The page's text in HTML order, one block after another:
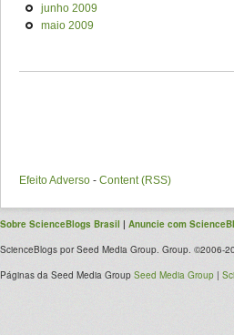
junho 2009
maio 2009
Efeito Adverso - Content (RSS)
Sobre ScienceBlogs Brasil | Anuncie com
ScienceBlogs por Seed Media Group. Group. ©2006-
Páginas da Seed Media Group Seed Media Group |